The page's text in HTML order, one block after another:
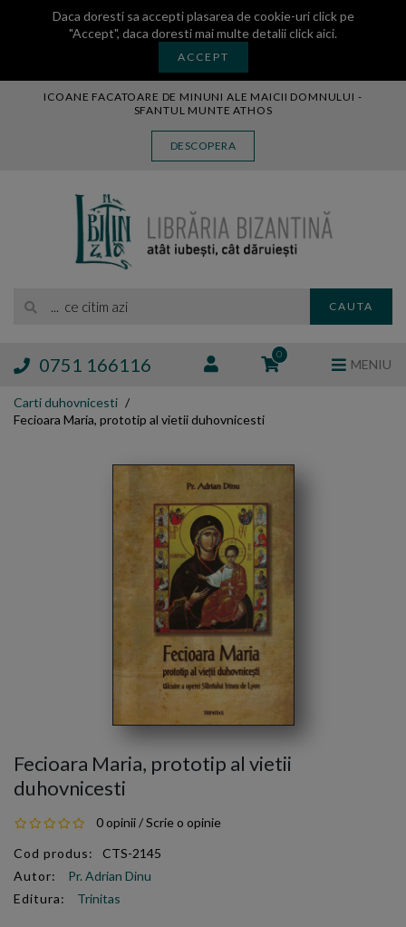
Daca doresti sa accepti plasarea de cookie-uri click pe
"Accept", daca doresti mai multe detaliiclick aici.
ACCEPT
ICOANE FACATOARE DE MINUNI ALE MAICII DOMNULUI -
SFANTUL MUNTE ATHOS
DESCOPERA
CAUTA
0751 166116 0
MENIU
MANASTIREA VATOPEDI
BLOG
TAMAIE
Carti duhovnicesti
Fecioara Maria, prototip al vietii duhovnicesti
Fecioara Maria, prototip al vietii
duhovnicesti
0 opinii/Scrie o opinie
Cod produs:
CTS-2145
Autor:
Pr. Adrian Dinu
Editura:
Trinitas